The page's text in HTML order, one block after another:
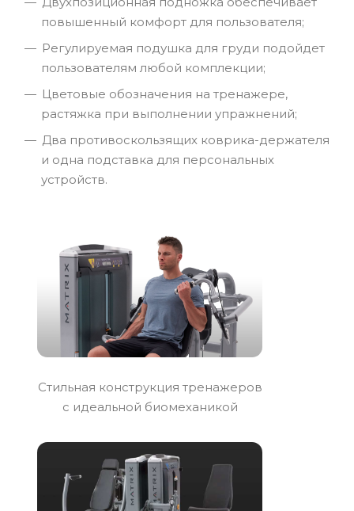
повышенный комфорт для пользователя;
Регулируемая подушка для груди подойдет
пользователям любой комплекции;
Цветовые обозначения на тренажере,
растяжка при выполнении упражнений;
Два противоскользящих коврика-держателя
и одна подставка для персональных
устройств.
Стильная конструкция тренажеров
с идеальной биомеханикой